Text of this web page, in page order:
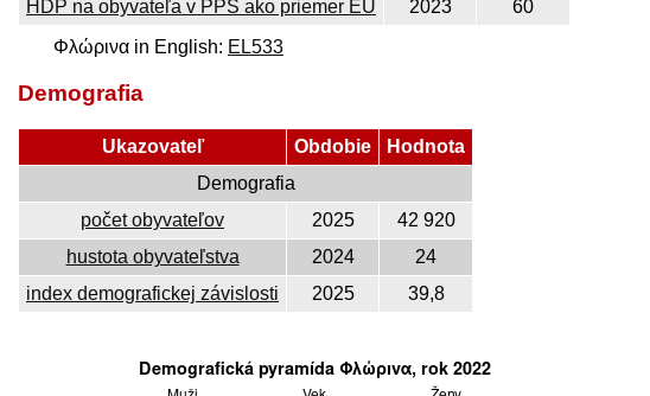
HDP na obyvateľa v PPS ako priemer EÚ 2023
60
Φλώρινα in English: EL533
Demografia
Ukazovateľ Obdobie
Hodnota
Demografia
počet obyvateľov
2025
42 920
hustota obyvateľstva
2024
24
index demografickej závislosti
2025 39,8